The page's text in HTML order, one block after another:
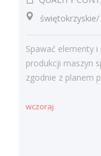
świętokrzyskie/
Spawać elementy
produkcji maszyn
zgodnie z planem
wczoraj